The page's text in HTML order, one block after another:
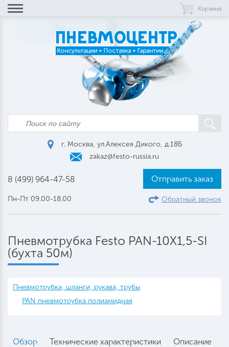
Корзина
г. Москва, ул.Алексея Дикого, д.18Б
zakaz@festo-russia.ru
8 (499) 964-47-58
Пн-Пт 09.00-18.00
Отправить заказ
Обратный звонок
Пневмотрубка Festo PAN-10X1,5-SI
(бухта 50м)
Пневмотрубка, шланги, рукава, трубы
PAN пневмотрубка полиамидная
Обзор Технические характеристики Описание